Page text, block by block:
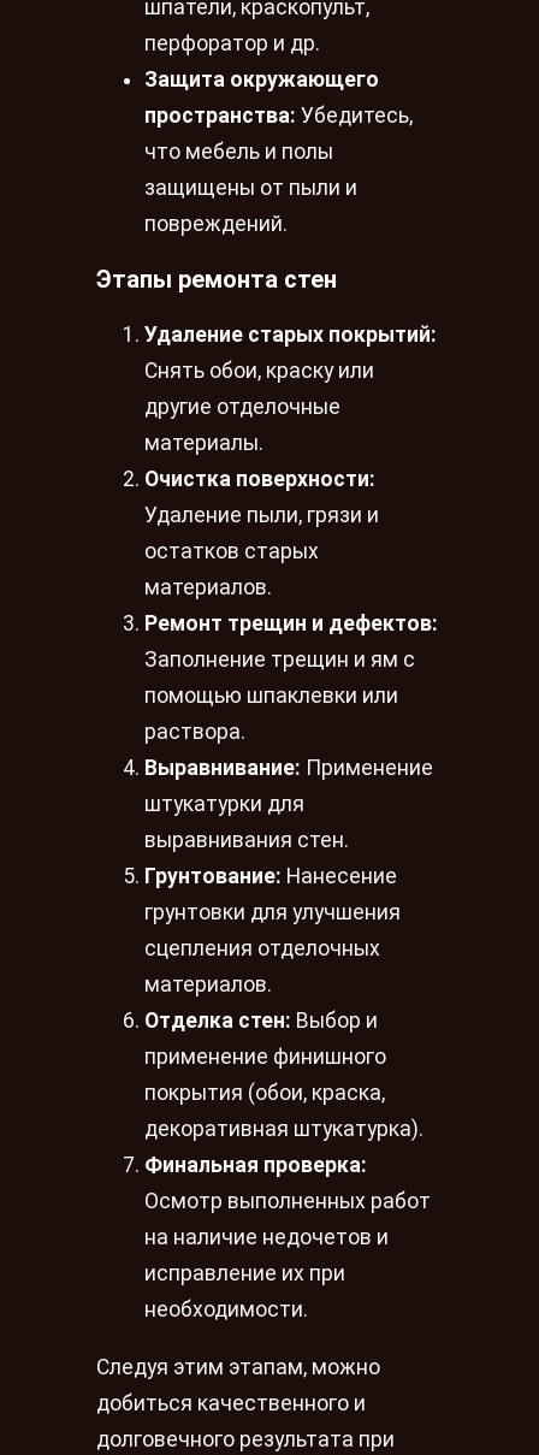
шпатели, краскопульт,
перфоратор и др.
Защита окружающего
пространства: Убедитесь,
что мебель и полы
защищены от пыли и
повреждений.
Этапы ремонта стен
Удаление старых покрытий:
Снять обои, краску или
другие отделочные
материалы.
Очистка поверхности:
Удаление пыли, грязи и
остатков старых
материалов.
Ремонт трещин и дефектов:
Заполнение трещин и ям с
помощью шпаклевки или
раствора.
Выравнивание: Применение
штукатурки для
выравнивания стен.
Грунтование: Нанесение
грунтовки для улучшения
сцепления отделочных
материалов.
Отделка стен: Выбор и
применение финишного
покрытия (обои, краска,
декоративная штукатурка).
Финальная проверка:
Осмотр выполненных работ
на наличие недочетов и
исправление их при
необходимости.
Следуя этим этапам, можно
добиться качественного и
долговечного результата при